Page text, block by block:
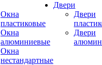
Окна
пластиковые
Окна
алюминиевые
Окна
нестандартные
Двери
Двери
Двери